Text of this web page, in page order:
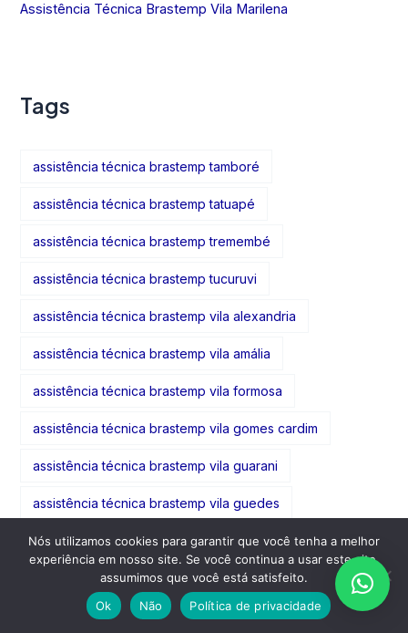
Assistência Técnica Brastemp Vila Marilena
Tags
assistência técnica brastemp tamboré
assistência técnica brastemp tatuapé
assistência técnica brastemp tremembé
assistência técnica brastemp tucuruvi
assistência técnica brastemp vila alexandria
assistência técnica brastemp vila amália
assistência técnica brastemp vila formosa
assistência técnica brastemp vila gomes cardim
assistência técnica brastemp vila guarani
assistência técnica brastemp vila guedes
assistência técnica brastemp vila guilherme
assistência técnica brastemp vila gumercindo
assistência técnica brastemp vila gustavo
Nós utilizamos cookies para garantir que você tenha a melhor
experiência em nosso site. Se você continua a usar este site,
assumimos que você está satisfeito.
Ok
Não Política de privacidade